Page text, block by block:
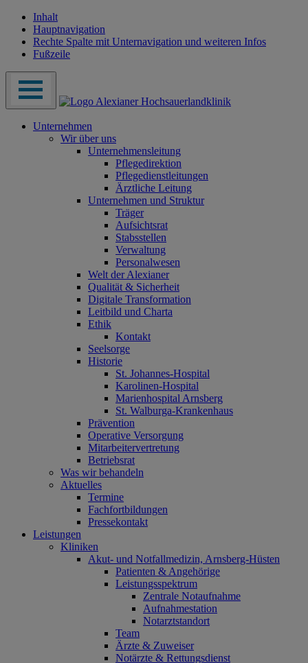
Inhalt
Hauptnavigation
Rechte Spalte mit Unternavigation und weiteren Infos
Fußzeile
Unternehmen
Wir über uns
Unternehmensleitung
Pflegedirektion
Pflegedienstleitungen
Ärztliche Leitung
Unternehmen und Struktur
Träger
Aufsichtsrat
Stabsstellen
Verwaltung
Personalwesen
Welt der Alexianer
Qualität & Sicherheit
Digitale Transformation
Leitbild und Charta
Ethik
Kontakt
Seelsorge
Historie
St. Johannes-Hospital
Karolinen-Hospital
Marienhospital Arnsberg
St. Walburga-Krankenhaus
Prävention
Operative Versorgung
Mitarbeitervertretung
Betriebsrat
Was wir behandeln
Aktuelles
Termine
Fachfortbildungen
Pressekontakt
Leistungen
Kliniken
Akut- und Notfallmedizin, Arnsberg-Hüsten
Patienten & Angehörige
Leistungsspektrum
Zentrale Notaufnahme
Aufnahmestation
Notarztstandort
Team
Ärzte & Zuweiser
Notärzte & Rettungsdienst